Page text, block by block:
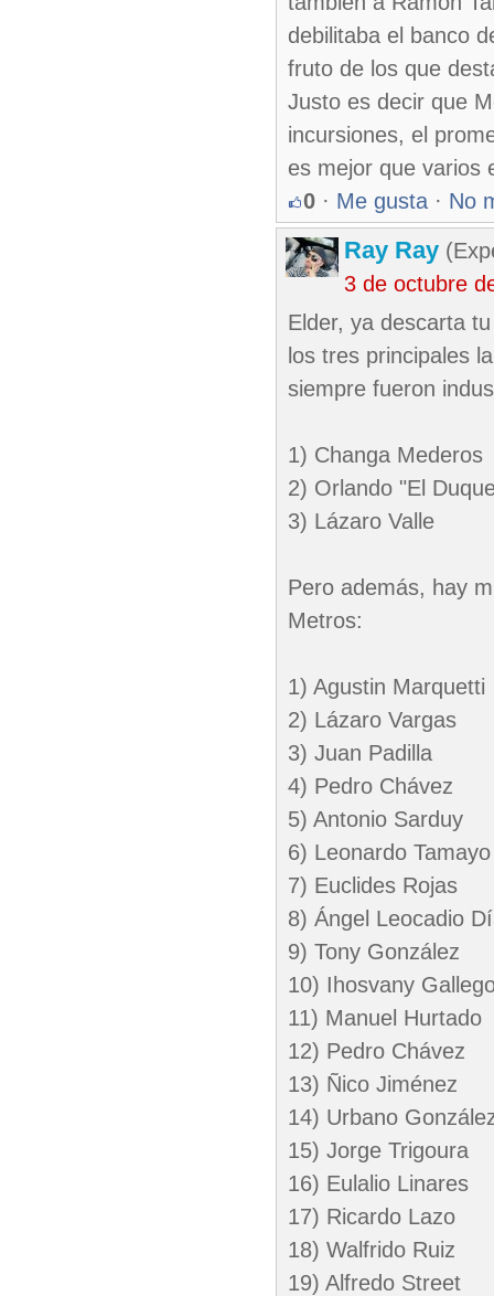
debilitaba el banco
fruto de los que
Justo es decir que
incursiones, el
es mejor que varios
0 · Me gusta · No
Ray Ray
3 de octubre
Elder, ya descarta
los tres principales
siempre fueron
1) Changa Mederos
2) Orlando "El
3) Lázaro Valle
Pero además, hay
Metros:
1) Agustin Marquetti
2) Lázaro Vargas
3) Juan Padilla
4) Pedro Chávez
5) Antonio Sarduy
6) Leonardo Tamayo
7) Euclides Rojas
8) Ángel Leocadio
9) Tony González
10) Ihosvany
11) Manuel Hurtado
12) Pedro Chávez
13) Ñico Jiménez
14) Urbano
15) Jorge Trigoura
16) Eulalio Linares
17) Ricardo Lazo
18) Walfrido Ruiz
19) Alfredo Street